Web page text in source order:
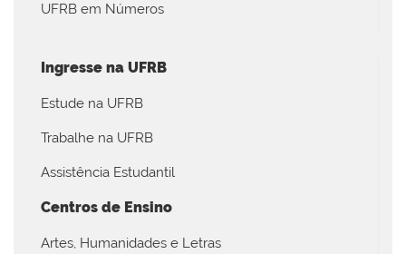
UFRB em Números
Ingresse na UFRB
Estude na UFRB
Trabalhe na UFRB
Assistência Estudantil
Centros de Ensino
Artes, Humanidades e Letras